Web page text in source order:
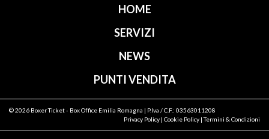
HOME
SERVIZI
NEWS
PUNTI VENDITA
© 2026 Boxer Ticket- Box Office Emilia Romagna | P.Iva / C.F.: 03563011208
Privacy Policy | Cookie Policy |Termini & Condizioni